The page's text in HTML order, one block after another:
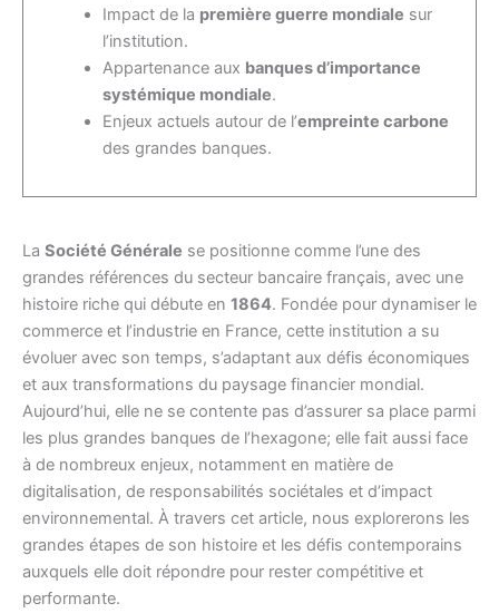
Impact de la première guerre mondiale sur
l’institution.
Appartenance aux banques d’importance
systémique mondiale.
Enjeux actuels autour de l’empreinte carbone
des grandes banques.
La Société Générale se positionne comme l’une des
grandes références du secteur bancaire français, avec une
histoire riche qui débute en 1864. Fondée pour dynamiser le
commerce et l’industrie en France, cette institution a su
évoluer avec son temps, s’adaptant aux défis économiques
et aux transformations du paysage financier mondial.
Aujourd’hui, elle ne se contente pas d’assurer sa place parmi
les plus grandes banques de l’hexagone; elle fait aussi face
à de nombreux enjeux, notamment en matière de
digitalisation, de responsabilités sociétales et d’impact
environnemental. À travers cet article, nous explorerons les
grandes étapes de son histoire et les défis contemporains
auxquels elle doit répondre pour rester compétitive et
performante.